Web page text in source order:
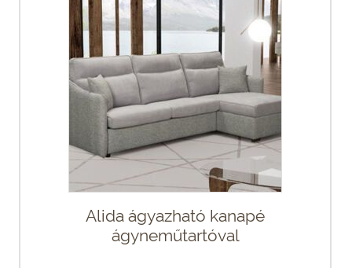
Alida ágyazható kanapé
ágyneműtartóval